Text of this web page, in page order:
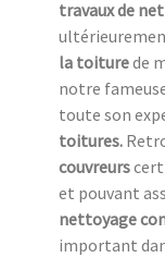
travaux de
la toiturede
notre
toute son
toitures.
couvreurs
et pouvant
nettoyage
important